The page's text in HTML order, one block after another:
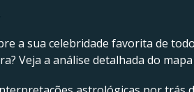
a sua celebridade favorita de
Veja a análise detalhada do